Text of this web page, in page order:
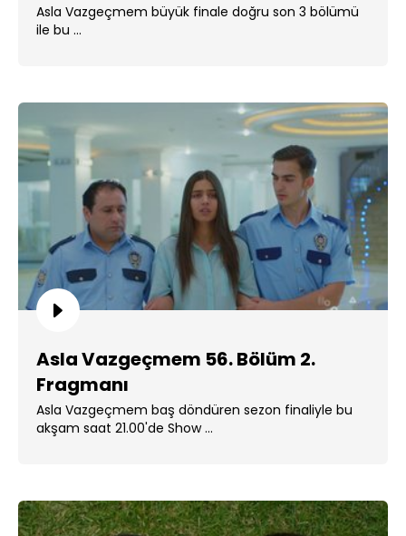
Asla Vazgeçmem büyük finale doğru son 3 bölümü
ile bu ...
Asla Vazgeçmem 56. Bölüm 2.
Fragmanı
Asla Vazgeçmem baş döndüren sezon finaliyle bu
akşam saat 21.00'de Show ...